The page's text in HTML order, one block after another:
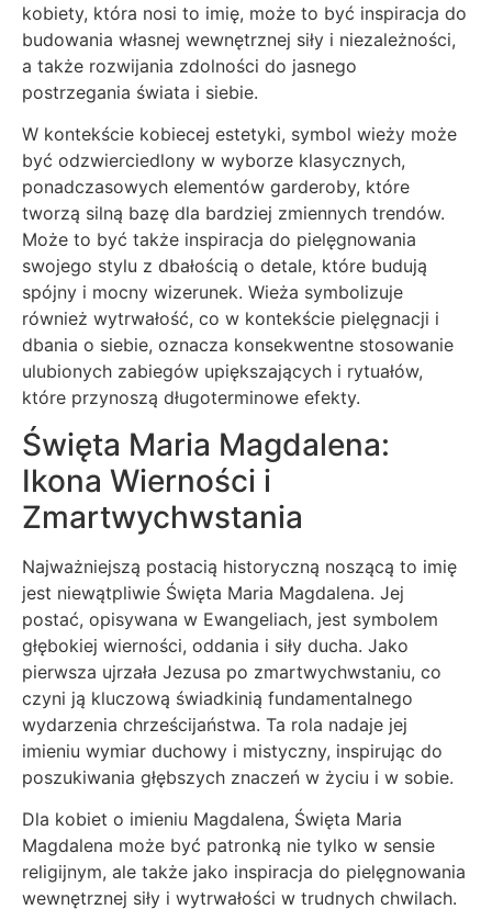
kobiety, która nosi to imię, może to być inspiracja do
budowania własnej wewnętrznej siły i niezależności,
a także rozwijania zdolności do jasnego
postrzegania świata i siebie.
W kontekście kobiecej estetyki, symbol wieży może
być odzwierciedlony w wyborze klasycznych,
ponadczasowych elementów garderoby, które
tworzą silną bazę dla bardziej zmiennych trendów.
Może to być także inspiracja do pielęgnowania
swojego stylu z dbałością o detale, które budują
spójny i mocny wizerunek. Wieża symbolizuje
również wytrwałość, co w kontekście pielęgnacji i
dbania o siebie, oznacza konsekwentne stosowanie
ulubionych zabiegów upiększających i rytuałów,
które przynoszą długoterminowe efekty.
Święta Maria Magdalena:
Ikona Wierności i
Zmartwychwstania
Najważniejszą postacią historyczną noszącą to imię
jest niewątpliwie Święta Maria Magdalena. Jej
postać, opisywana w Ewangeliach, jest symbolem
głębokiej wierności, oddania i siły ducha. Jako
pierwsza ujrzała Jezusa po zmartwychwstaniu, co
czyni ją kluczową świadkinią fundamentalnego
wydarzenia chrześcijaństwa. Ta rola nadaje jej
imieniu wymiar duchowy i mistyczny, inspirując do
poszukiwania głębszych znaczeń w życiu i w sobie.
Dla kobiet o imieniu Magdalena, Święta Maria
Magdalena może być patronką nie tylko w sensie
religijnym, ale także jako inspiracja do pielęgnowania
wewnętrznej siły i wytrwałości w trudnych chwilach.